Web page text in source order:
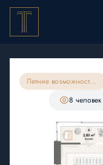
1-комнатная
Ипотека
Летние возможности на квартиры 49м15
8 человек